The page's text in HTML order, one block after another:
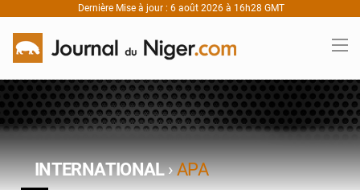
Dernière Mise à jour : 6 août 2026 à 16h28 GMT
INTERNATIONAL›APA